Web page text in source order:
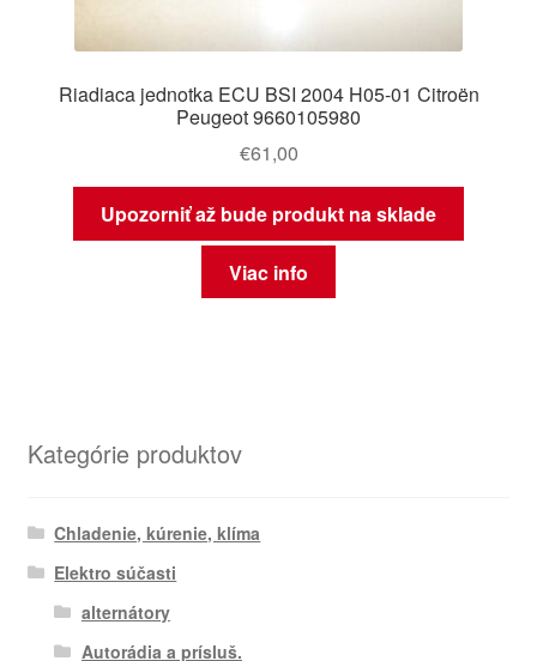
Riadiaca jednotka ECU BSI 2004 H05-01 Citroën
Peugeot 9660105980
€61,00
Upozorniť až bude produkt na sklade
Viac info
Kategórie produktov
Chladenie, kúrenie, klíma
Elektro súčasti
alternátory
Autorádia a prísluš.